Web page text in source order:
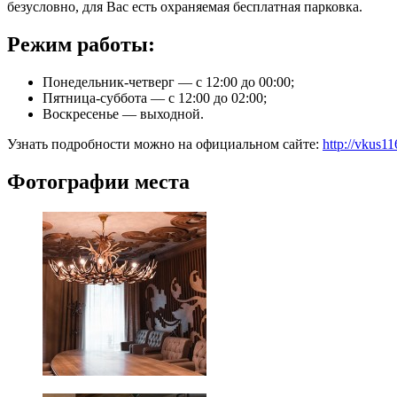
безусловно, для Вас есть охраняемая бесплатная парковка.
Режим работы:
Понедельник-четверг — с 12:00 до 00:00;
Пятница-суббота — с 12:00 до 02:00;
Воскресенье — выходной.
Узнать подробности можно на официальном сайте: http://
Фотографии места